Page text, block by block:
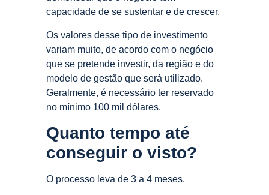
capacidade de se sustentar e de crescer.
Os valores desse tipo de investimento
variam muito, de acordo com o negócio
que se pretende investir, da região e do
modelo de gestão que será utilizado.
Geralmente, é necessário ter reservado
no mínimo 100 mil dólares.
Quanto tempo até
conseguir o visto?
O processo leva de 3 a 4 meses.